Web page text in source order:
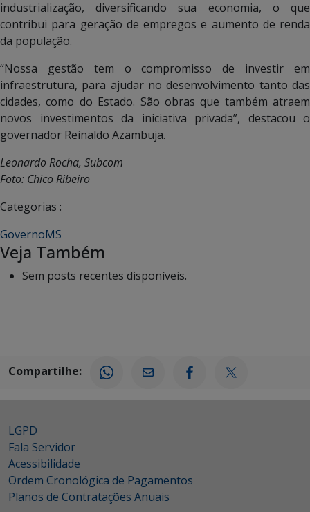
industrialização, diversificando sua economia, o que
contribui para geração de empregos e aumento de renda
da população.
“Nossa gestão tem o compromisso de investir em
infraestrutura, para ajudar no desenvolvimento tanto das
cidades, como do Estado. São obras que também atraem
novos investimentos da iniciativa privada”, destacou o
governador Reinaldo Azambuja.
Leonardo Rocha, Subcom
Foto: Chico Ribeiro
Categorias :
GovernoMS
Veja Também
Sem posts recentes disponíveis.
Compartilhe:
LGPD
Fala Servidor
Acessibilidade
Ordem Cronológica de Pagamentos
Planos de Contratações Anuais